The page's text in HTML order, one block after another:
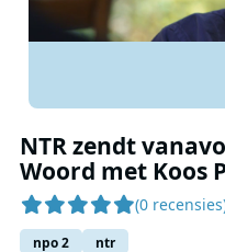
NTR zendt
Woord met Koos
(0
npo 2 ntr